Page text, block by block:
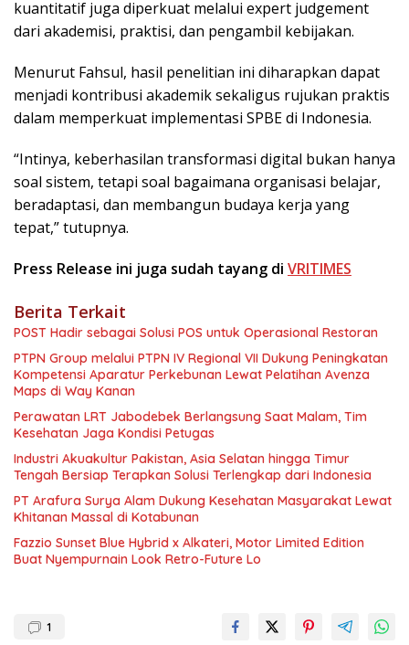
kuantitatif juga diperkuat melalui expert judgement
dari akademisi, praktisi, dan pengambil kebijakan.
Menurut Fahsul, hasil penelitian ini diharapkan dapat
menjadi kontribusi akademik sekaligus rujukan praktis
dalam memperkuat implementasi SPBE di Indonesia.
“Intinya, keberhasilan transformasi digital bukan hanya
soal sistem, tetapi soal bagaimana organisasi belajar,
beradaptasi, dan membangun budaya kerja yang
tepat,” tutupnya.
Press Release ini juga sudah tayang di VRITIMES
Berita Terkait
POST Hadir sebagai Solusi POS untuk Operasional Restoran
PTPN Group melalui PTPN IV Regional VII Dukung Peningkatan
Kompetensi Aparatur Perkebunan Lewat Pelatihan Avenza
Maps di Way Kanan
Perawatan LRT Jabodebek Berlangsung Saat Malam, Tim
Kesehatan Jaga Kondisi Petugas
Industri Akuakultur Pakistan, Asia Selatan hingga Timur
Tengah Bersiap Terapkan Solusi Terlengkap dari Indonesia
PT Arafura Surya Alam Dukung Kesehatan Masyarakat Lewat
Khitanan Massal di Kotabunan
Fazzio Sunset Blue Hybrid x Alkateri, Motor Limited Edition
Buat Nyempurnain Look Retro-Future Lo
1